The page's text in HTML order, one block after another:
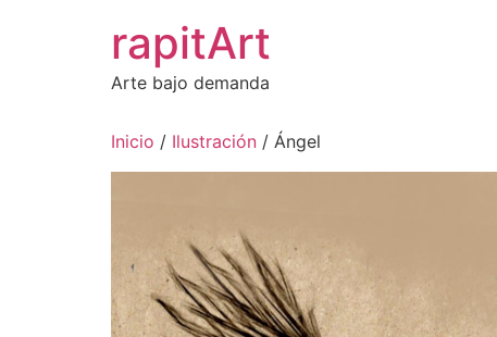
rapitArt
Arte bajo demanda
Inicio / Ilustración / Ángel